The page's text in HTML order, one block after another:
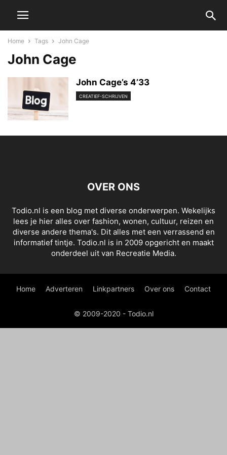
Home Tags John Cage
John Cage
John Cage’s 4’33
CREATIEF-SCHRIJVEN
OVER ONS
Todio.nl is een blog met diverse onderwerpen. Wekelijks
lees je hier alles over fashion, wonen, cultuur, reizen en
diverse andere thema's. Dit alles met een verrassend en
informatief tintje. Todio.nl is in 2009 opgericht en maakt
onderdeel uit van Recreatie Media.
Home Adverteren Linkpartners Over ons Contact
© 2009-2020 - Todio.nl